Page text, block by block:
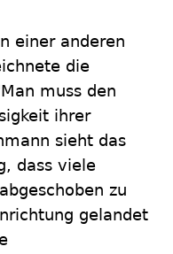
einer anderen
die
muss den
ihrer
sieht das
dass viele
zu
gelandet